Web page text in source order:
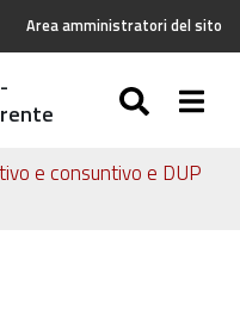
Area amministratori del sito
e consuntivo e DUP